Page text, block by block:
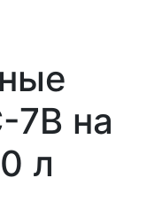
7B на
л